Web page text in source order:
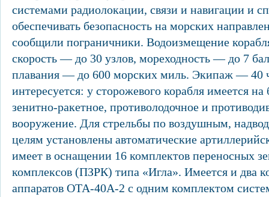
системами радиолокации, связи и навигации и
обеспечивать безопасность на морских
сообщили пограничники. Водоизмещение
скорость — до 30 узлов, мореходность — до 7
плавания — до 600 морских миль. Экипаж — 40
интересуется: у сторожевого корабля имеется
зенитно-ракетное, противолодочное и
вооружение. Для стрельбы по воздушным,
целям установлены автоматические
имеет в оснащении 16 комплектов переносных
комплексов (ПЗРК) типа «Игла». Имеется и два
аппаратов ОТА-40А-2 с одним комплектом